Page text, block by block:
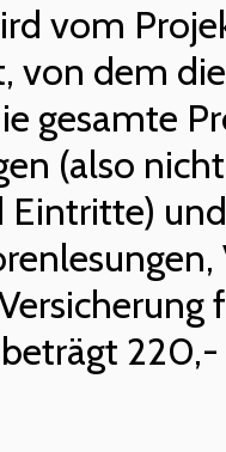
vom
von dem
gesamte
(also
Eintritte)
220,-